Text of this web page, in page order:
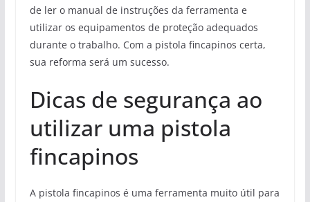
de ler o manual de instruções da ferramenta e
utilizar os equipamentos de proteção adequados
durante o trabalho. Com a pistola fincapinos certa,
sua reforma será um sucesso.
Dicas de segurança ao
utilizar uma pistola
fincapinos
A pistola fincapinos é uma ferramenta muito útil para